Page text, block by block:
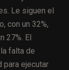
Le siguen el
con un 32%,
27%. El
falta de
para ejecutar